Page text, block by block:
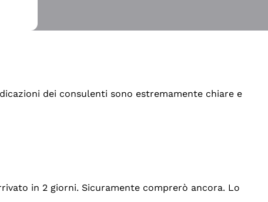
dei consulenti sono estremamente chiare e
in 2 giorni. Sicuramente comprerò ancora. Lo